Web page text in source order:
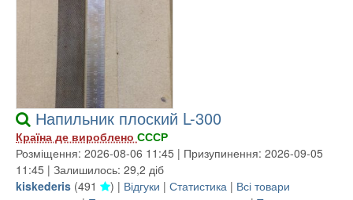
Напильник плоский L-300
Країна де вироблено СССР
Розміщення: 2026-08-06 11:45 | Призупинення: 2026-09-05
11:45 | Залишилось: 29,2 діб
kiskederis (491 ) | Відгуки | Статистика | Всі товари